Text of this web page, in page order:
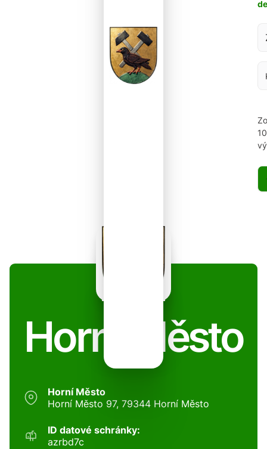
Horní Město
Horní Město
Horní Město 97, 79344 Horní Město
ID datové schránky:
azrbd7c